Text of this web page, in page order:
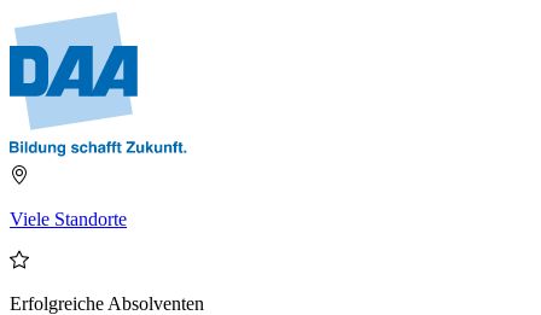
Viele Standorte
Erfolgreiche Absolventen